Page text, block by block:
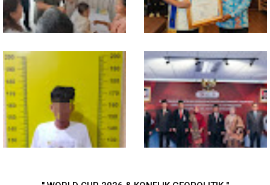
Gubsu Bobby Pastikan Pasien
Rujukan dari Nias Tak
Terkendala Biaya Perjalanan
dan Rumah Singgah di Medan
Wali Kota Medan Dikukuhkan
Jadi Duta Penggerak Ayah
Teladan, Rico Waas: Jabatan
Tertinggi Pria Dalam Keluarga